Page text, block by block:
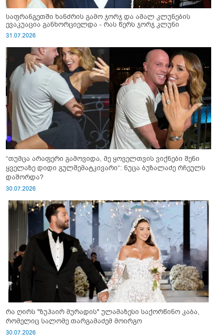
საფრანგეთში ხანძრის გამო ჯორჯ და ამალ კლუნების
ევაკუაცია განხორციელდა - რას წერს ჯორჯ კლუნი
31.07.2026
“თუმცა არაფერი გამოვიდა, მე ყოველთვის ვიქნები შენი
ყველაზე დიდი გულშემატკივარი“: ნუცა ბუზალაძე რჩეულს
დაშორდა?
30.07.2026
რა ღირს "ზუჰაირ მურადის" ულამაზესი საქორწინო კაბა,
რომელიც სალომე თარგამაძემ მოირგო
30.07.2026